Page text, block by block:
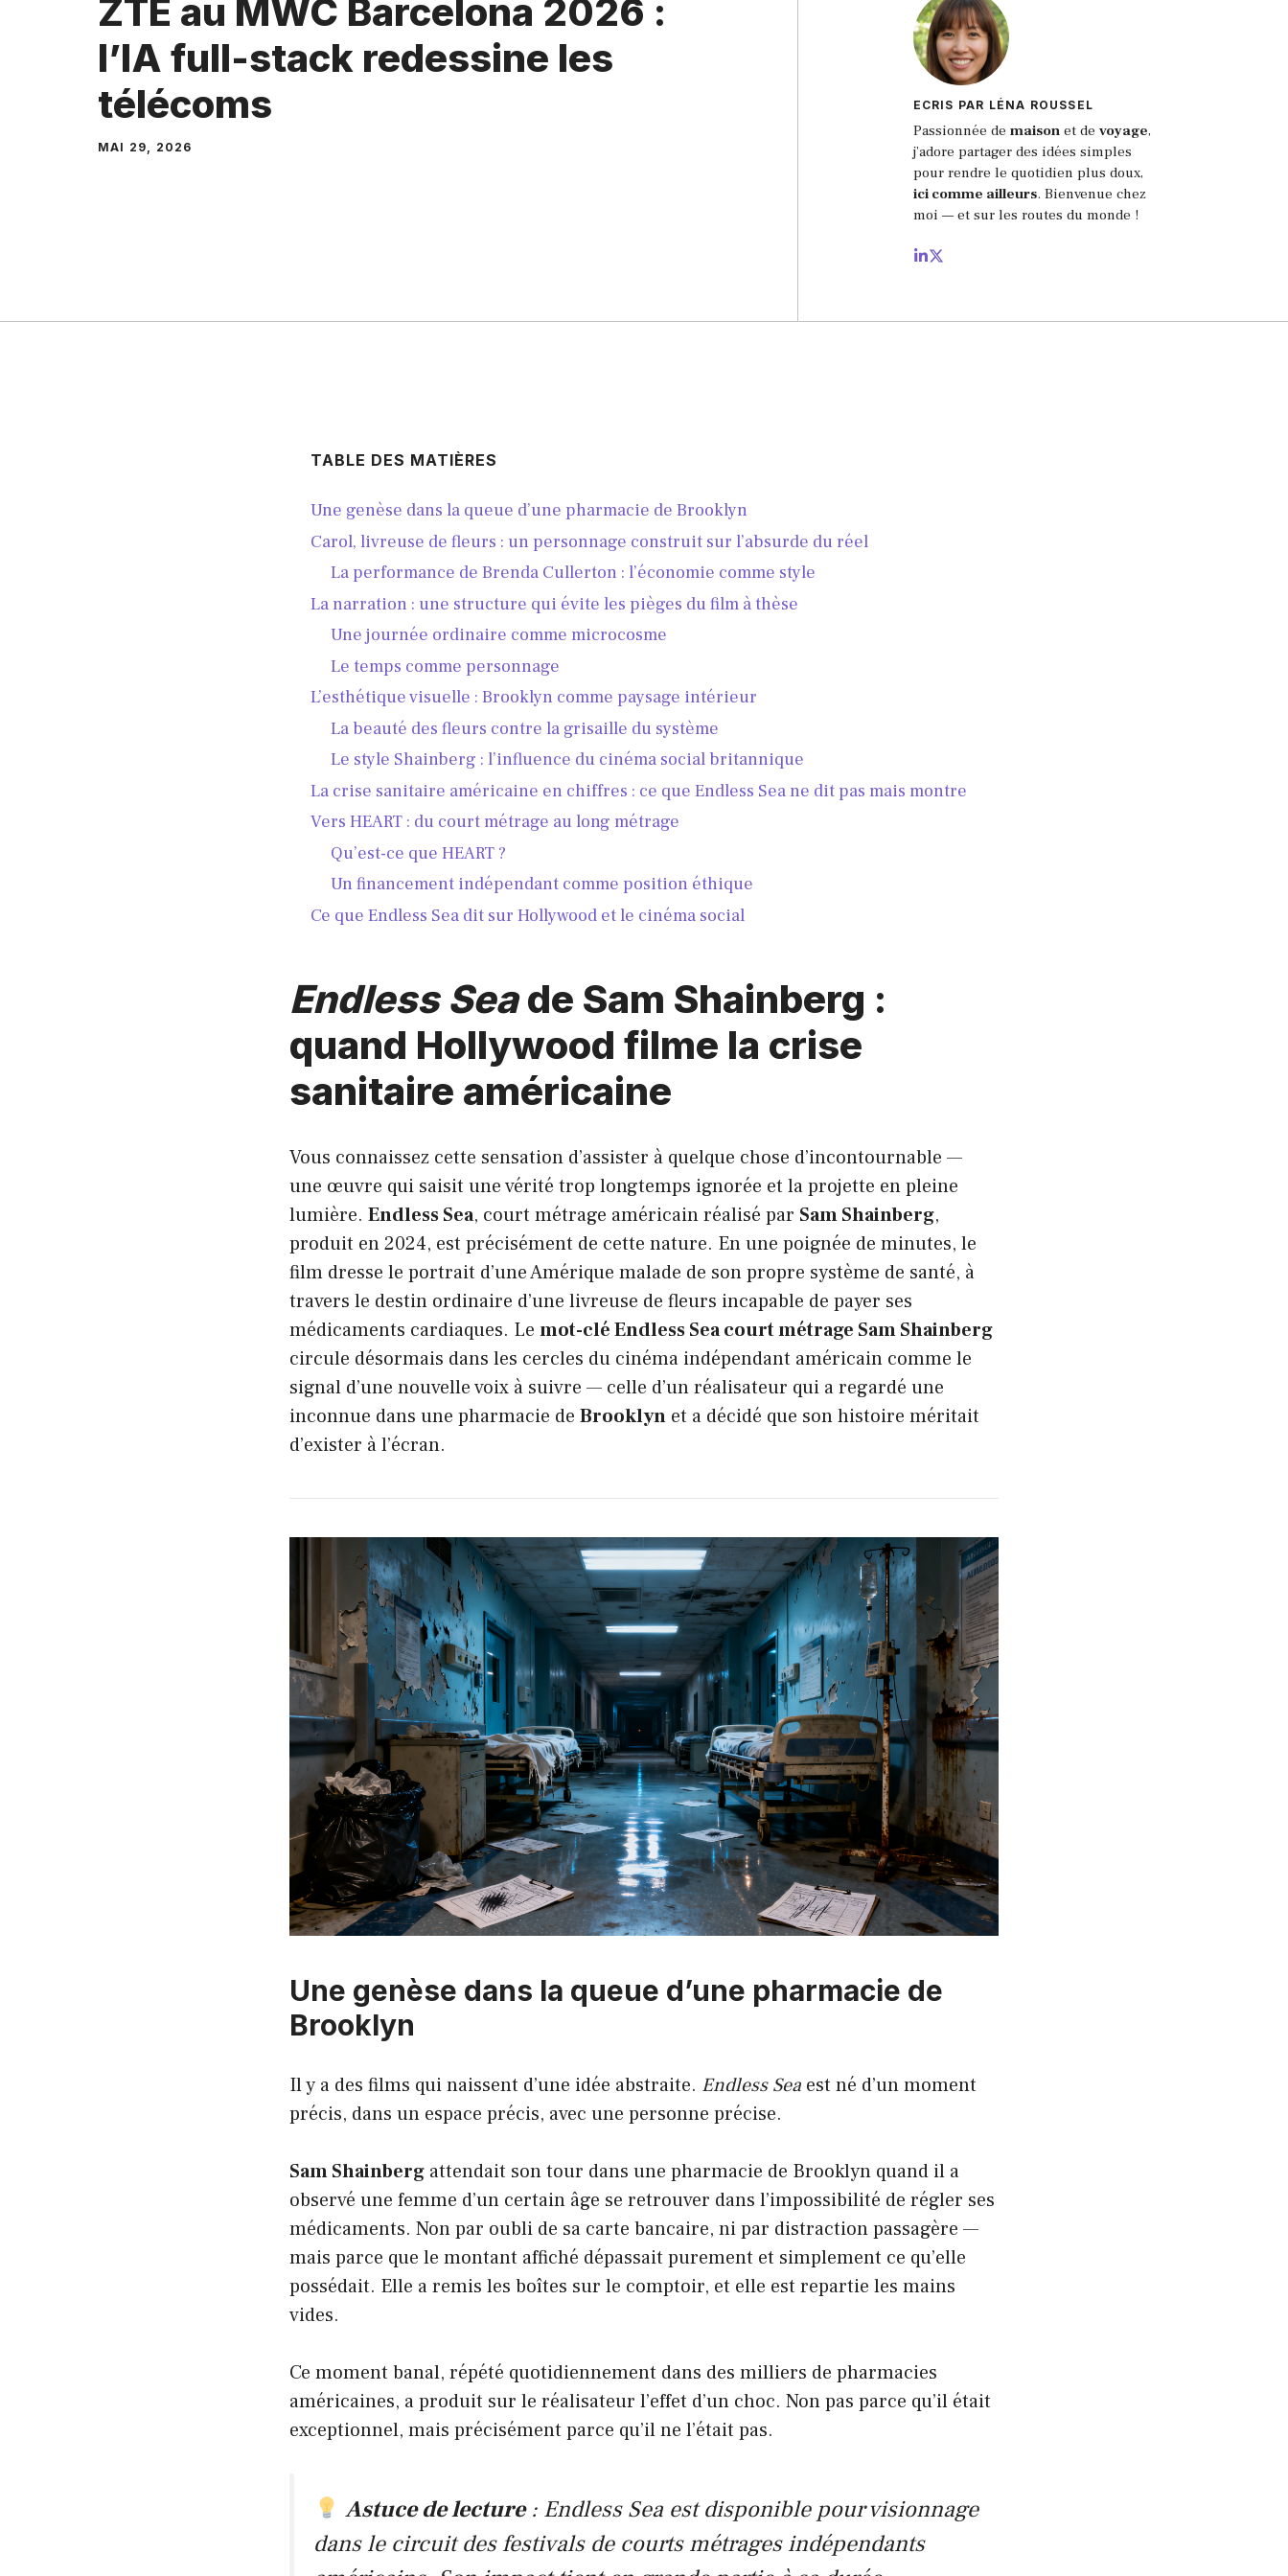
ZTE au MWC Barcelona 2026 :
l’IA full-stack redessine les
télécoms
MAI 29, 2026
ECRIS PAR LÉNA ROUSSEL
Passionnée de maisonet de voyage,
j’adore partager des idées simples
pour rendre le quotidien plus doux,
ici comme ailleurs. Bienvenue chez
moi — et sur les routes du monde !
TABLE DES MATIÈRES
Une genèse dans la queue d’une pharmacie de Brooklyn
Carol, livreuse de fleurs : un personnage construit sur l’absurde du réel
La performance de Brenda Cullerton : l’économie comme style
La narration : une structure qui évite les pièges du film à thèse
Une journée ordinaire comme microcosme
Le temps comme personnage
L’esthétique visuelle : Brooklyn comme paysage intérieur
La beauté des fleurs contre la grisaille du système
Le style Shainberg : l’influence du cinéma social britannique
La crise sanitaire américaine en chiffres : ce que Endless Sea ne dit pas mais montre
Vers HEART : du court métrage au long métrage
Qu’est-ce que HEART ?
Un financement indépendant comme position éthique
Ce que Endless Sea dit sur Hollywood et le cinéma social
Endless Seade Sam Shainberg :
quand Hollywood filme la crise
sanitaire américaine
Vous connaissez cette sensation d’assister à quelque chose d’incontournable —
une œuvre qui saisit une vérité trop longtemps ignorée et la projette en pleine
lumière. Endless Sea, court métrage américain réalisé par Sam Shainberg,
produit en 2024, est précisément de cette nature. En une poignée de minutes, le
film dresse le portrait d’une Amérique malade de son propre système de santé, à
travers le destin ordinaire d’une livreuse de fleurs incapable de payer ses
médicaments cardiaques. Le mot-clé Endless Sea court métrage Sam Shainberg
circule désormais dans les cercles du cinéma indépendant américain comme le
signal d’une nouvelle voix à suivre — celle d’un réalisateur qui a regardé une
inconnue dans une pharmacie de Brooklyn et a décidé que son histoire méritait
d’exister à l’écran.
Une genèse dans la queue d’une pharmacie de
Brooklyn
Il y a des films qui naissent d’une idée abstraite. Endless Sea est né d’un moment
précis, dans un espace précis, avec une personne précise.
Sam Shainberg attendait son tour dans une pharmacie de Brooklyn quand il a
observé une femme d’un certain âge se retrouver dans l’impossibilité de régler ses
médicaments. Non par oubli de sa carte bancaire, ni par distraction passagère —
mais parce que le montant affiché dépassait purement et simplement ce qu’elle
possédait. Elle a remis les boîtes sur le comptoir, et elle est repartie les mains
vides.
Ce moment banal, répété quotidiennement dans des milliers de pharmacies
américaines, a produit sur le réalisateur l’effet d’un choc. Non pas parce qu’il était
exceptionnel, mais précisément parce qu’il ne l’était pas.
Astuce de lecture: Endless Sea est disponible pour visionnage
dans le circuit des festivals de courts métrages indépendants